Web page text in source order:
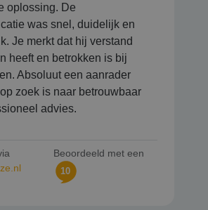
oplossing. De
was snel, duidelijk en
Je merkt dat hij verstand
heeft en betrokken is bij
Absoluut een aanrader
zoek is naar betrouwbaar
advies.
Beoordeeld met een
10